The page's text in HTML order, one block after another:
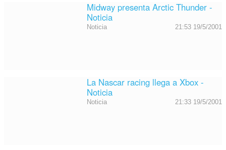
Midway presenta Arctic Thunder -
Noticia
Noticia 21:53 19/5/2001
La Nascar racing llega a Xbox -
Noticia
Noticia 21:33 19/5/2001